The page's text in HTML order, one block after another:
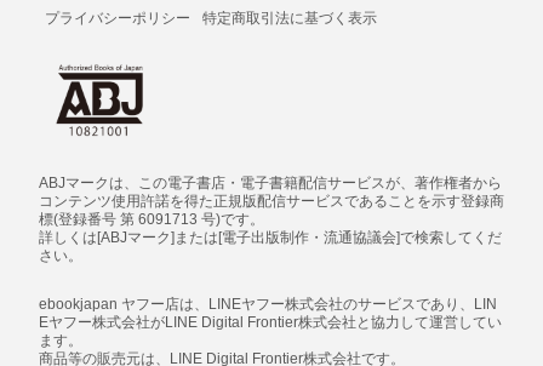
プライバシーポリシー
特定商取引法に基づく表示
ABJマークは、この電子書店・電子書籍配信サービスが、著作権者から
コンテンツ使用許諾を得た正規版配信サービスであることを示す登録商
標(登録番号 第 6091713 号)です。
詳しくは[ABJマーク]または[電子出版制作・流通協議会]で検索してくだ
さい。
ebookjapan ヤフー店は、LINEヤフー株式会社のサービスであり、LIN
Eヤフー株式会社がLINE Digital Frontier株式会社と協力して運営してい
ます。
商品等の販売元は、LINE Digital Frontier株式会社です。